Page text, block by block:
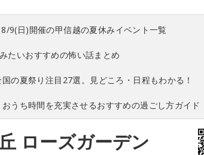
9(日)開催の甲信越の夏休みイベント一覧
たいおすすめの怖い話まとめ
国の夏祭り注目27選。見どころ・日程もわかる！
おうち時間を充実させるおすすめの過ごし方ガイド
ローズガーデン